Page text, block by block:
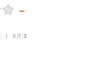
－
| 6月:3